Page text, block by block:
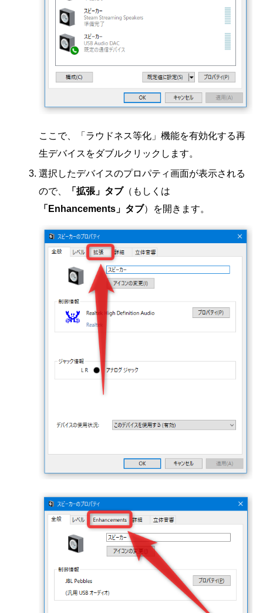
ここで、「ラウドネス等化」機能を有効化する再
生デバイスをダブルクリックします。
選択したデバイスのプロパティ画面が表示される
ので、
「拡張」タブ（もしくは
「Enhancements」タブ）を開きます。